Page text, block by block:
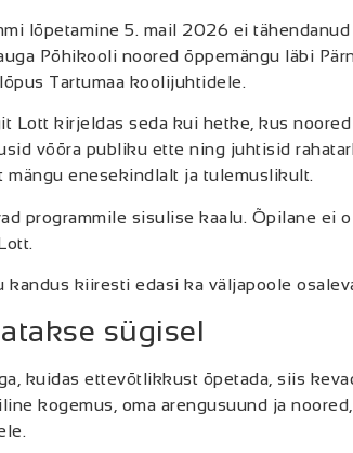
lõpetamine 5. mail 2026 ei
Põhikooli noored õppemängu läbi
Tartumaa koolijuhtidele.
Lott kirjeldas seda kui hetke, kus
võõra publiku ette ning juhtisid
enesekindlalt ja tulemuslikult.
programmile sisulise kaalu. Õpilane ei
kandus kiiresti edasi ka väljapoole
sügisel
kuidas ettevõtlikkust õpetada, siis
kogemus, oma arengusuund ja